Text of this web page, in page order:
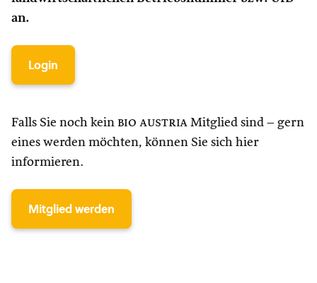
an.
Login
Falls Sie noch kein bio austria Mitglied sind – gern
eines werden möchten, können Sie sich hier
informieren.
Mitglied werden